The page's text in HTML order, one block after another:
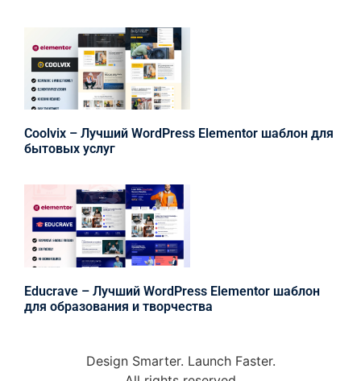
Coolvix – Лучший WordPress Elementor шаблон для
бытовых услуг
Educrave – Лучший WordPress Elementor шаблон
для образования и творчества
Design Smarter. Launch Faster.